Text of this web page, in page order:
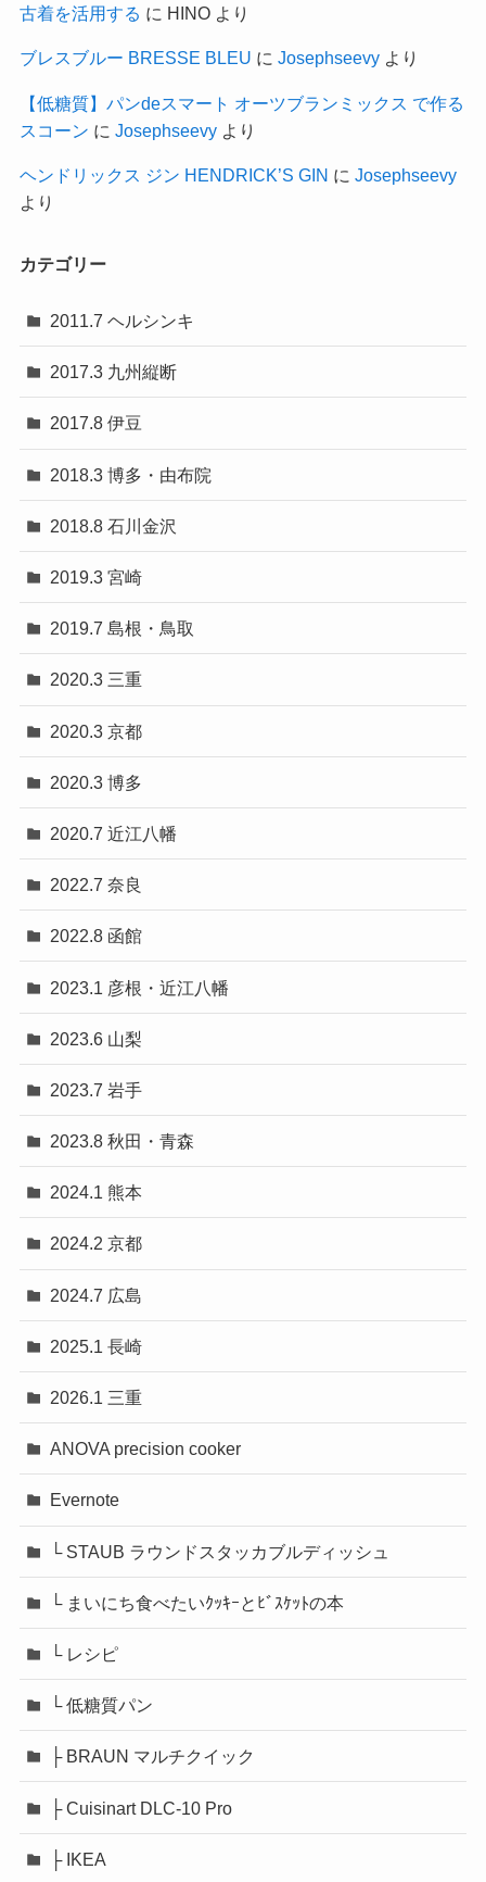
古着を活用する に HINOより
ブレスブルー BRESSE BLEU に Josephseevyより
【低糖質】パンdeスマート オーツブランミックス で作る
スコーン に Josephseevyより
ヘンドリックス ジン HENDRICK’S GIN に Josephseevy
より
カテゴリー
2011.7 ヘルシンキ
2017.3 九州縦断
2017.8 伊豆
2018.3 博多・由布院
2018.8 石川金沢
2019.3 宮崎
2019.7 島根・鳥取
2020.3 三重
2020.3 京都
2020.3 博多
2020.7 近江八幡
2022.7 奈良
2022.8 函館
2023.1 彦根・近江八幡
2023.6 山梨
2023.7 岩手
2023.8 秋田・青森
2024.1 熊本
2024.2 京都
2024.7 広島
2025.1 長崎
2026.1 三重
ANOVA precision cooker
Evernote
└ STAUB ラウンドスタッカブルディッシュ
└ まいにち食べたいｸｯｷｰとﾋﾞｽｹｯﾄの本
└ レシピ
└ 低糖質パン
├ BRAUN マルチクイック
├ Cuisinart DLC-10 Pro
├ IKEA